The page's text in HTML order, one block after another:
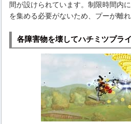
間が設けられています。制限時間内
を集める必要がないため、プーが離
各障害物を壊してハチミツプラ